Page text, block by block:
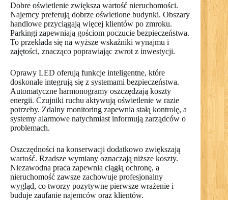
Dobre oświetlenie zwiększa wartość nieruchomości.
Najemcy preferują dobrze oświetlone budynki. Obszary
handlowe przyciągają więcej klientów po zmroku.
Parkingi zapewniają gościom poczucie bezpieczeństwa.
To przekłada się na wyższe wskaźniki wynajmu i
zajętości, znacząco poprawiając zwrot z inwestycji.
Oprawy LED oferują funkcje inteligentne, które
doskonale integrują się z systemami bezpieczeństwa.
Automatyczne harmonogramy oszczędzają koszty
energii. Czujniki ruchu aktywują oświetlenie w razie
potrzeby. Zdalny monitoring zapewnia stałą kontrolę, a
systemy alarmowe natychmiast informują zarządców o
problemach.
Oszczędności na konserwacji dodatkowo zwiększają
wartość. Rzadsze wymiany oznaczają niższe koszty.
Niezawodna praca zapewnia ciągłą ochronę, a
nieruchomość zawsze zachowuje profesjonalny
wygląd, co tworzy pozytywne pierwsze wrażenie i
buduje zaufanie najemców oraz klientów.